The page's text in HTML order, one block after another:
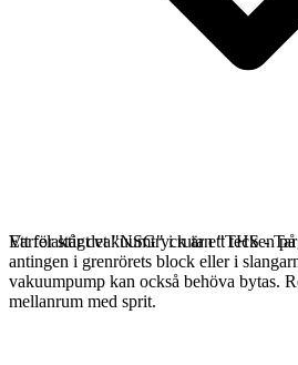
Ett felaktigt vakuumtryck är ett tecken
antingen i grenrörets block eller i
vakuumpump kan också behöva bytas.
mellanrum med sprit.
Varför står det "NSG" i rutan "THS -